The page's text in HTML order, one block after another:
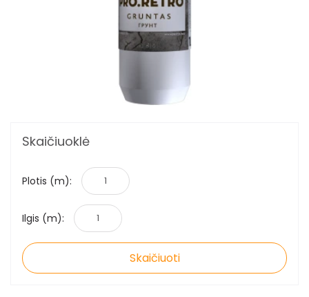
Skaičiuoklė
Plotis (m):
Ilgis (m):
Skaičiuoti